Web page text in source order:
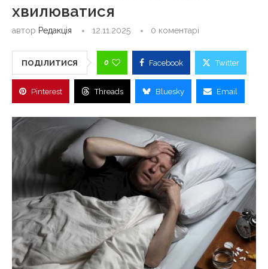
хвилюватися
автор Редакція 12.11.2025 0 коментарі
ПОДІЛИТИСЯ 0 Facebook Twitter
Pinterest Threads Bluesky Email